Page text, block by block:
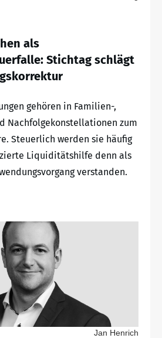
als
Stichtag schlägt
gehören in Familien-,
Nachfolgekonstellationen zum
Steuerlich werden sie häufig
Liquiditätshilfe denn als
verstanden.
Jan Henrich